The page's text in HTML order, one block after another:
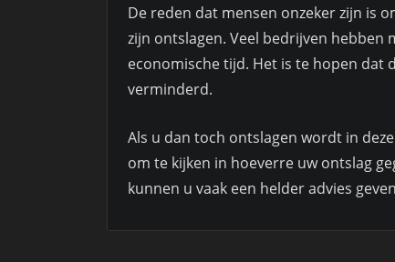
De reden dat mensen onzeker zijn is
zijn ontslagen. Veel bedrijven hebben
economische tijd. Het is te hopen dat
verminderd.
Als u dan toch ontslagen wordt in
om te kijken in hoeverre uw ontslag
kunnen u vaak een helder advies